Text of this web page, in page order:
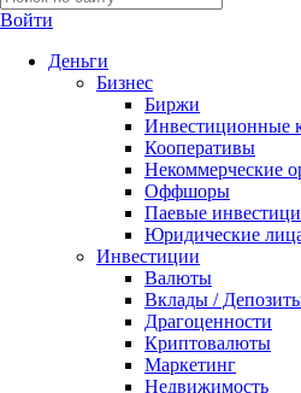
Войти
Деньги
Бизнес
Биржи
Инвестиционные
Кооперативы
Некоммерческие
Оффшоры
Паевые
Юридические
Инвестиции
Валюты
Вклады /
Драгоценности
Криптовалюты
Маркетинг
Недвижимость